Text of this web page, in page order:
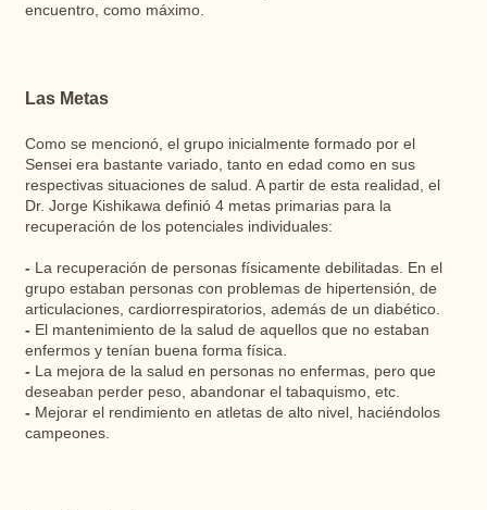
encuentro, como máximo.
Las Metas
Como se mencionó, el grupo inicialmente formado por el
Sensei era bastante variado, tanto en edad como en sus
respectivas situaciones de salud. A partir de esta realidad, el
Dr. Jorge Kishikawa definió 4 metas primarias para la
recuperación de los potenciales individuales:
- La recuperación de personas físicamente debilitadas. En el
grupo estaban personas con problemas de hipertensión, de
articulaciones, cardiorrespiratorios, además de un diabético.
- El mantenimiento de la salud de aquellos que no estaban
enfermos y tenían buena forma física.
- La mejora de la salud en personas no enfermas, pero que
deseaban perder peso, abandonar el tabaquismo, etc.
- Mejorar el rendimiento en atletas de alto nivel, haciéndolos
campeones.